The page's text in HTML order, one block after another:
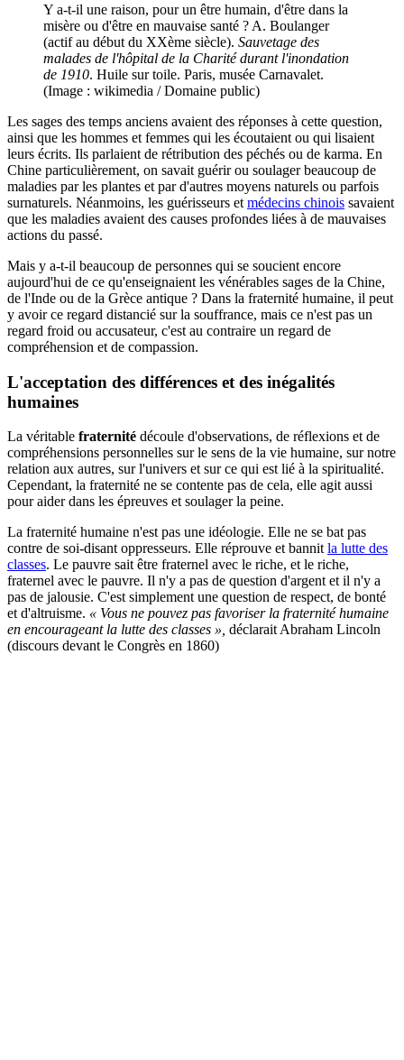
Y a-t-il une raison, pour un être humain, d'être dans la
misère ou d'être en mauvaise santé ? A. Boulanger
(actif au début du XXème siècle). Sauvetage des
malades de l'hôpital de la Charité durant l'inondation
de 1910. Huile sur toile. Paris, musée Carnavalet.
(Image : wikimedia / Domaine public)
Les sages des temps anciens avaient des réponses à cette question,
ainsi que les hommes et femmes qui les écoutaient ou qui lisaient
leurs écrits. Ils parlaient de rétribution des péchés ou de karma. En
Chine particulièrement, on savait guérir ou soulager beaucoup de
maladies par les plantes et par d'autres moyens naturels ou parfois
surnaturels. Néanmoins, les guérisseurs et médecins chinois savaient
que les maladies avaient des causes profondes liées à de mauvaises
actions du passé.
Mais y a-t-il beaucoup de personnes qui se soucient encore
aujourd'hui de ce qu'enseignaient les vénérables sages de la Chine,
de l'Inde ou de la Grèce antique ? Dans la fraternité humaine, il peut
y avoir ce regard distancié sur la souffrance, mais ce n'est pas un
regard froid ou accusateur, c'est au contraire un regard de
compréhension et de compassion.
L'acceptation des différences et des inégalités
humaines
La véritable fraternité découle d'observations, de réflexions et de
compréhensions personnelles sur le sens de la vie humaine, sur notre
relation aux autres, sur l'univers et sur ce qui est lié à la spiritualité.
Cependant, la fraternité ne se contente pas de cela, elle agit aussi
pour aider dans les épreuves et soulager la peine.
La fraternité humaine n'est pas une idéologie. Elle ne se bat pas
contre de soi-disant oppresseurs. Elle réprouve et bannit la lutte des
classes. Le pauvre sait être fraternel avec le riche, et le riche,
fraternel avec le pauvre. Il n'y a pas de question d'argent et il n'y a
pas de jalousie. C'est simplement une question de respect, de bonté
et d'altruisme. « Vous ne pouvez pas favoriser la fraternité humaine
en encourageant la lutte des classes », déclarait Abraham Lincoln
(discours devant le Congrès en 1860)